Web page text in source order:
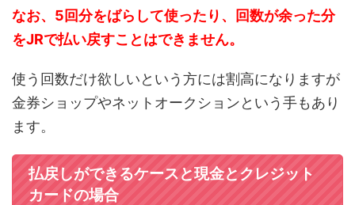
なお、5回分をばらして使ったり、回数が余った分
をJRで払い戻すことはできません。
使う回数だけ欲しいという方には割高になりますが
金券ショップやネットオークションという手もあり
ます。
払戻しができるケースと現金とクレジット
カードの場合